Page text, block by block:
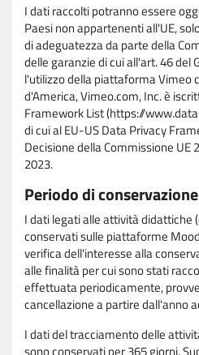
I dati raccolti potranno essere
Paesi non appartenenti all'UE,
di adeguatezza da parte della
delle garanzie di cui all'art. 46 del
l'utilizzo della piattaforma Vimeo
d'America, Vimeo.com, Inc. è
Framework List (https://
di cui al EU-US Data Privacy
Decisione della Commissione UE
2023.
Periodo di
I dati legati alle attività didattiche
conservati sulle piattaforme
verifica dell'interesse alla
alle finalità per cui sono stati
effettuata periodicamente,
cancellazione a partire dall'anno
I dati del tracciamento delle
sono conservati per 365 giorni.